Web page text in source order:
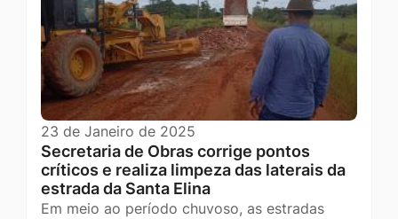
23 de Janeiro de 2025
Secretaria de Obras corrige pontos
críticos e realiza limpeza das laterais da
estrada da Santa Elina
Em meio ao período chuvoso, as estradas